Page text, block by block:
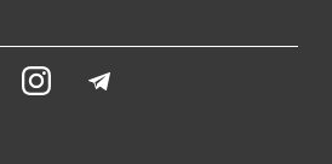
YoutubeInstagram